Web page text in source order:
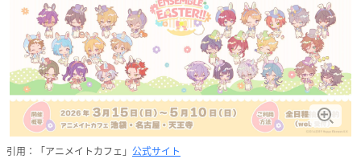
引用：「アニメイトカフェ」 公式サイト